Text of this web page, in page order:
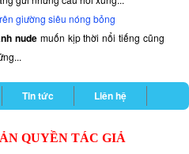
giường siêu nóng bỏng
nude muốn kịp thời nổi tiếng cũng
Tin tức Liên hệ
QUYỀN TÁC GIẢ